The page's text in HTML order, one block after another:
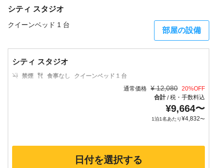
シティ スタジオ
クイーンベッド 1 台
部屋の設備
シティ スタジオ
禁煙 食事なし
クイーンベッド 1 台
通常価格 ¥ 12,080 20%OFF
合計/税・手数料込
¥9,664〜
1泊1名あたり¥4,832〜
日付を選択する